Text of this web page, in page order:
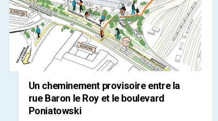
Un cheminement provisoire entre la
rue Baron le Roy et le boulevard
Poniatowski